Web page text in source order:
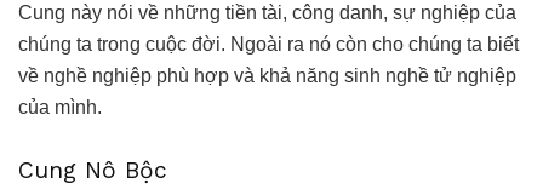
Cung này nói về những tiền tài, công danh, sự nghiệp của
chúng ta trong cuộc đời. Ngoài ra nó còn cho chúng ta biết
về nghề nghiệp phù hợp và khả năng sinh nghề tử nghiệp
của mình.
Cung Nô Bộc